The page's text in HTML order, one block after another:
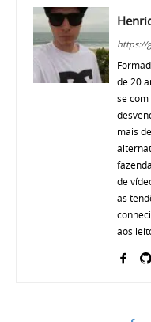
https://
de 20
se
mais
de
as
aos